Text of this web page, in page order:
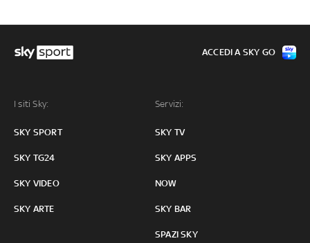
I siti Sky:
SKY SPORT
SKY TG24
SKY VIDEO
SKY ARTE
Servizi:
SKY TV
SKY APPS
NOW
SKY BAR
SPAZI SKY
ACCEDI A SKY GO